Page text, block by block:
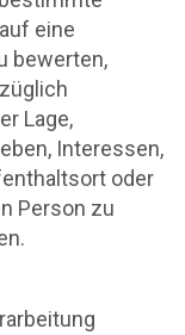
eine
bewerten,
Lage,
Interessen,
oder
Person zu